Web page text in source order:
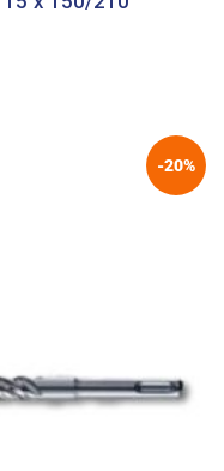
-20%